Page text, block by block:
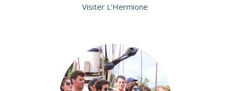
Visiter L'Hermione